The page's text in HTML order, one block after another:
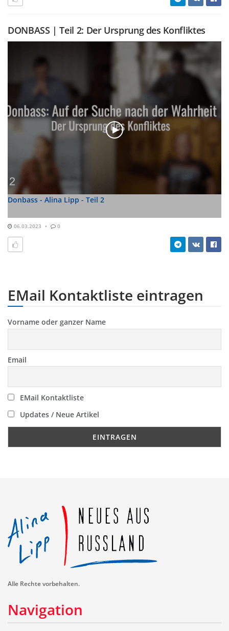
DONBASS | Teil 2: Der Ursprung des Konfliktes
Donbass - Alina Lipp - Teil 2
06.03.2023 0
EMail Kontaktliste eintragen
Vorname oder ganzer Name
Email
EMail Kontaktliste
Updates / Neue Artikel
Alle Rechte vorbehalten.
Navigation